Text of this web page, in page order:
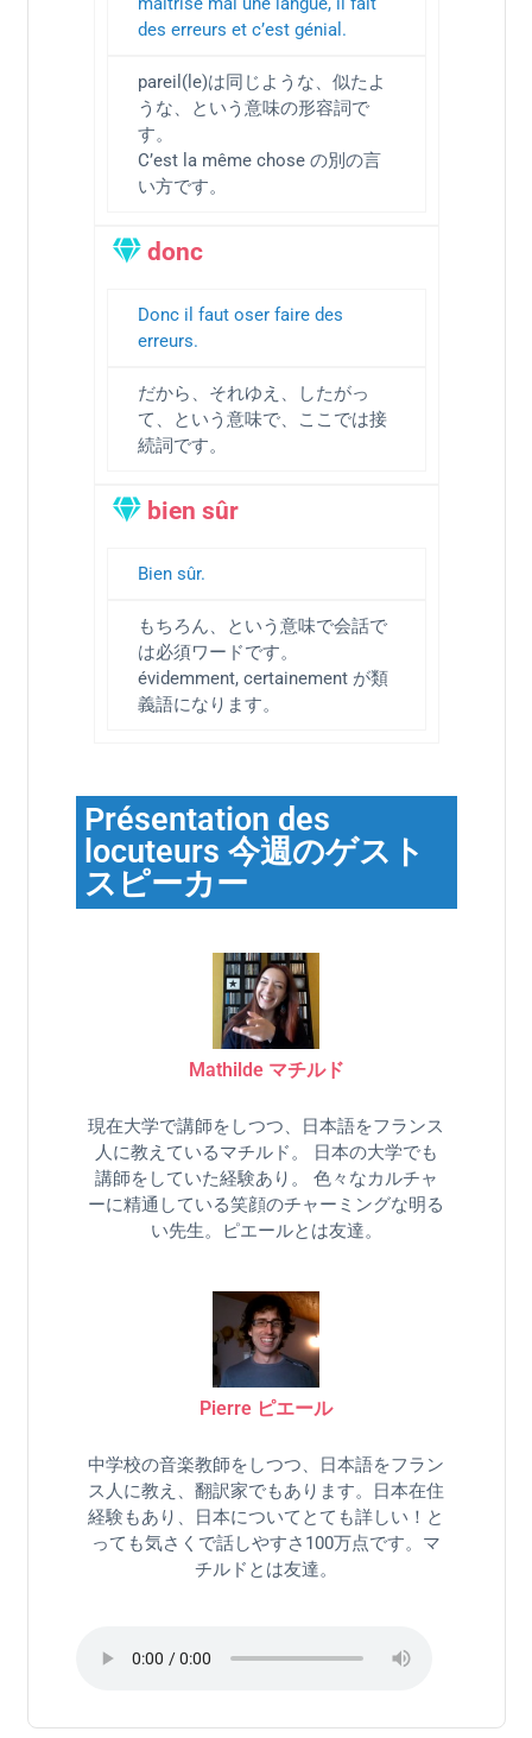
des erreurs et c’est génial.
pareil(le)は同じような、似たよ
うな、という意味の形容詞で
す。
C’est la même chose の別の言
い方です。
donc
Donc il faut oser faire des
erreurs.
だから、それゆえ、したがっ
て、という意味で、ここでは接
続詞です。
bien sûr
Bien sûr.
もちろん、という意味で会話で
は必須ワードです。
évidemment, certainement が類
義語になります。
Présentation des
locuteurs 今週のゲスト
スピーカー
Mathilde マチルド
現在大学で講師をしつつ、日本語をフランス
人に教えているマチルド。 日本の大学でも
講師をしていた経験あり。 色々なカルチャ
ーに精通している笑顔のチャーミングな明る
い先生。ピエールとは友達。
Pierre ピエール
中学校の音楽教師をしつつ、日本語をフラン
ス人に教え、翻訳家でもあります。日本在住
経験もあり、日本についてとても詳しい！と
っても気さくで話しやすさ100万点です。マ
チルドとは友達。